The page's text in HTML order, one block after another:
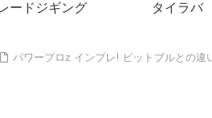
ードジギング タイラバ
パワープロz インプレ! ピットブルとの